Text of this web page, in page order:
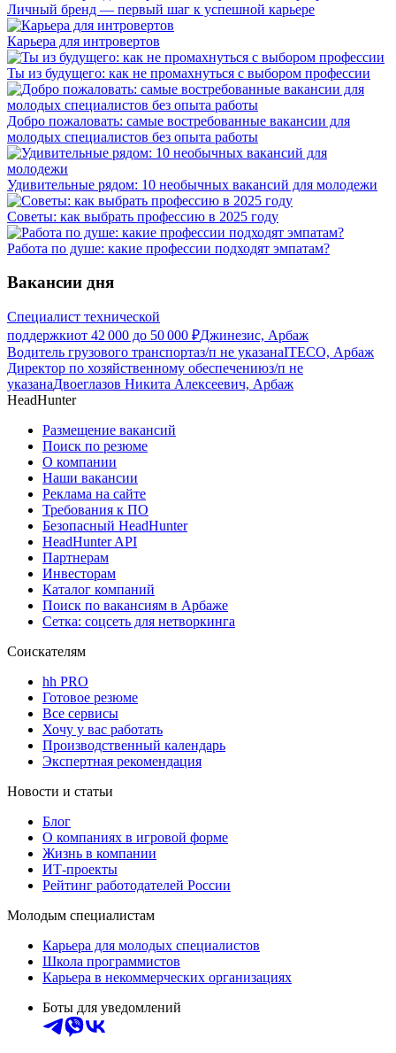
Личный бренд — первый шаг к успешной карьере
Карьера для интровертов
Ты из будущего: как не промахнуться с выбором профессии
Добро пожаловать: самые востребованные вакансии для
молодых специалистов без опыта работы
Удивительные рядом: 10 необычных вакансий для молодежи
Советы: как выбрать профессию в 2025 году
Работа по душе: какие профессии подходят эмпатам?
Вакансии дня
Специалист технической
поддержкиот 42 000 до 50 000 ₽Джинезис, Арбаж
Водитель грузового транспортаз/п не указанаITECO, Арбаж
Директор по хозяйственному обеспечениюз/п не
указанаДвоеглазов Никита Алексеевич, Арбаж
HeadHunter
Размещение вакансий
Поиск по резюме
О компании
Наши вакансии
Реклама на сайте
Требования к ПО
Безопасный HeadHunter
HeadHunter API
Партнерам
Инвесторам
Каталог компаний
Поиск по вакансиям в Арбаже
Сетка: соцсеть для нетворкинга
Соискателям
hh PRO
Готовое резюме
Все сервисы
Хочу у вас работать
Производственный календарь
Экспертная рекомендация
Новости и статьи
Блог
О компаниях в игровой форме
Жизнь в компании
ИТ-проекты
Рейтинг работодателей России
Молодым специалистам
Карьера для молодых специалистов
Школа программистов
Карьера в некоммерческих организациях
Боты для уведомлений